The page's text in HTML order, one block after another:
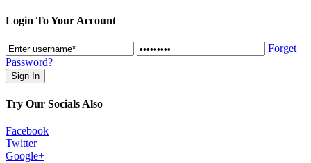
Login To Your Account
Forget
Password?
Try Our Socials Also
Facebook
Twitter
Google+